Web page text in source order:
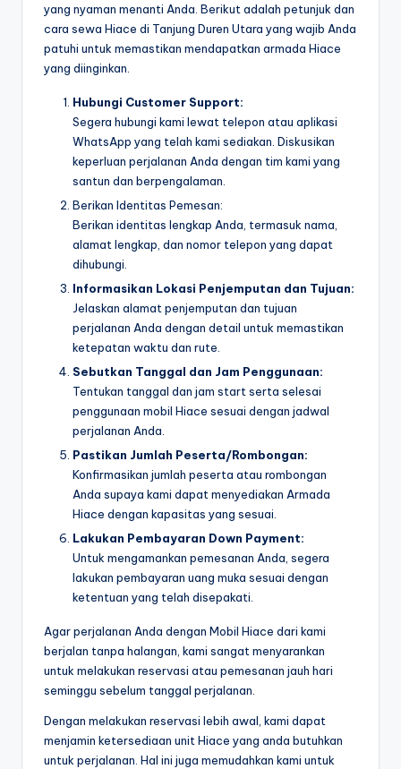
yang nyaman menanti Anda. Berikut adalah petunjuk dan
cara sewa Hiace di Tanjung Duren Utara yang wajib Anda
patuhi untuk memastikan mendapatkan armada Hiace
yang diinginkan.
Hubungi Customer Support:
Segera hubungi kami lewat telepon atau aplikasi
WhatsApp yang telah kami sediakan. Diskusikan
keperluan perjalanan Anda dengan tim kami yang
santun dan berpengalaman.
Berikan Identitas Pemesan:
Berikan identitas lengkap Anda, termasuk nama,
alamat lengkap, dan nomor telepon yang dapat
dihubungi.
Informasikan Lokasi Penjemputan dan Tujuan:
Jelaskan alamat penjemputan dan tujuan
perjalanan Anda dengan detail untuk memastikan
ketepatan waktu dan rute.
Sebutkan Tanggal dan Jam Penggunaan:
Tentukan tanggal dan jam start serta selesai
penggunaan mobil Hiace sesuai dengan jadwal
perjalanan Anda.
Pastikan Jumlah Peserta/Rombongan:
Konfirmasikan jumlah peserta atau rombongan
Anda supaya kami dapat menyediakan Armada
Hiace dengan kapasitas yang sesuai.
Lakukan Pembayaran Down Payment:
Untuk mengamankan pemesanan Anda, segera
lakukan pembayaran uang muka sesuai dengan
ketentuan yang telah disepakati.
Agar perjalanan Anda dengan Mobil Hiace dari kami
berjalan tanpa halangan, kami sangat menyarankan
untuk melakukan reservasi atau pemesanan jauh hari
seminggu sebelum tanggal perjalanan.
Dengan melakukan reservasi lebih awal, kami dapat
menjamin ketersediaan unit Hiace yang anda butuhkan
untuk perjalanan. Hal ini juga memudahkan kami untuk